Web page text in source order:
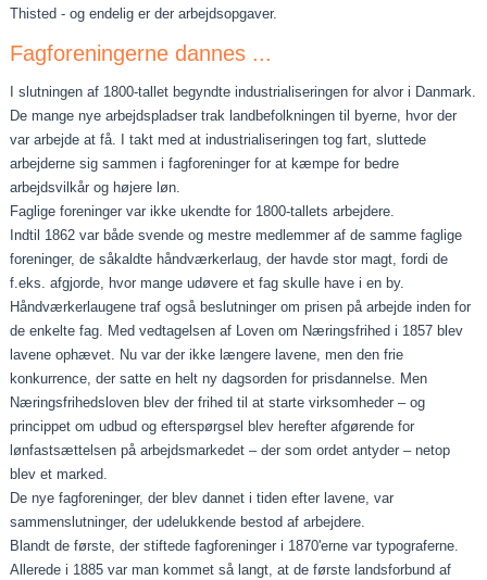
Thisted - og endelig er der arbejdsopgaver.
Fagforeningerne dannes ...
I slutningen af 1800‑tallet begyndte industrialiseringen for alvor i Danmark.
De mange nye arbejdspladser trak landbe­folkningen til byerne, hvor der
var arbejde at få. I takt med at industrialiseringen tog fart, sluttede
arbejderne sig sam­men i fagforeninger for at kæmpe for bedre
arbejdsvilkår og højere løn.
Faglige foreninger var ikke ukendte for 1800‑tallets arbejdere.
Indtil 1862 var både svende og mestre medlemmer af de samme faglige
foreninger, de såkaldte håndværkerlaug, der havde stor magt, fordi de
f.eks. afgjorde, hvor mange udøvere et fag skulle have i en by.
Håndværkerlaugene traf også beslutninger om prisen på arbejde inden for
de enkelte fag. Med vedtagelsen af Loven om Næringsfrihed i 1857 blev
lavene ophævet. Nu var der ikke længere lavene, men den frie
konkurrence, der satte en helt ny dagsorden for prisdannelse. Men
Næringsfrihedsloven blev der frihed til at starte virksomheder – og
princippet om udbud og efterspørgsel blev herefter afgørende for
lønfastsættelsen på arbejdsmarkedet – der som ordet antyder – netop
blev et marked.
De nye fagforeninger, der blev dannet i tiden efter lavene, var
sammenslutninger, der udelukkende bestod af arbejdere.
Blandt de første, der stiftede fagforeninger i 1870'erne var typograferne.
Allerede i 1885 var man kommet så langt, at de første landsforbund af